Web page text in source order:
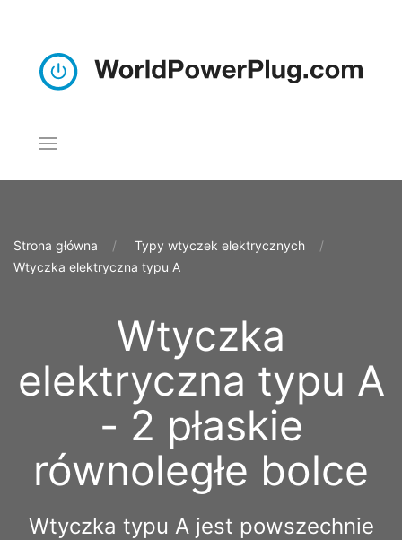
Strona główna
Typy wtyczek elektrycznych
Wtyczka elektryczna typu A
Wtyczka
elektryczna typu A
- 2 płaskie
równoległe bolce
Wtyczka typu A jest powszechnie